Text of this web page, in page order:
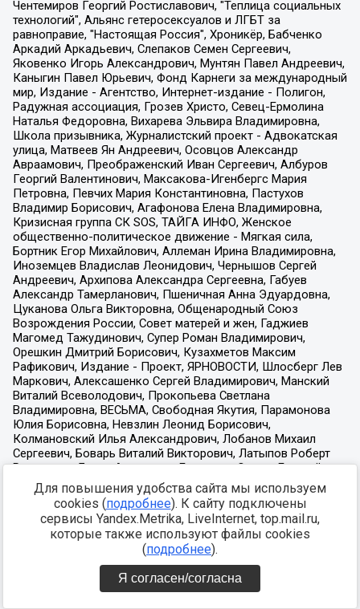
Для повышения удобства сайта мы используем
cookies (подробнее). К сайту подключены
сервисы Yandex.Metrika, LiveInternet, top.mail.ru,
которые также используют файлы cookies
(подробнее).
Я согласен/согласна